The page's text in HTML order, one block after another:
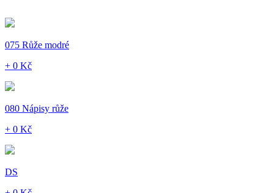
075 Růže modré
+ 0 Kč
080 Nápisy růže
+ 0 Kč
DS